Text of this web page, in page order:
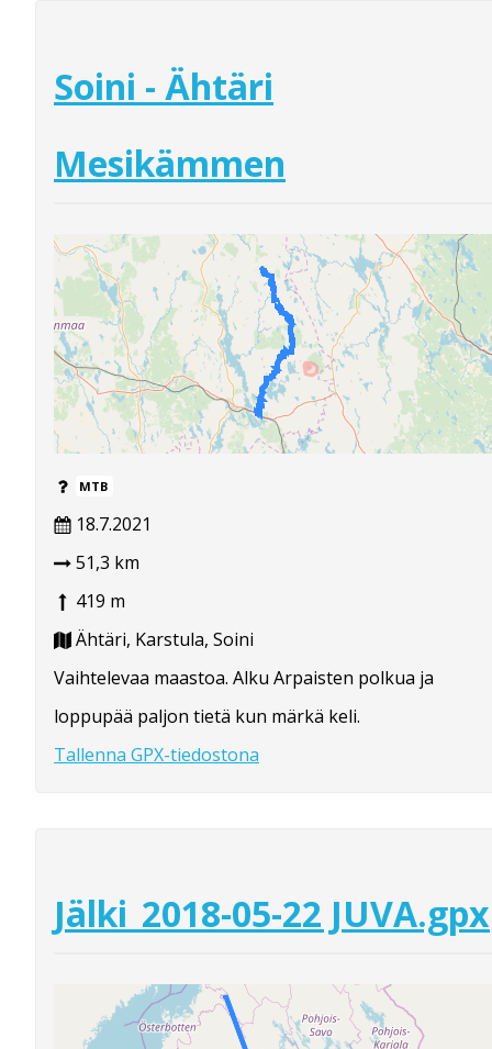
Soini - Ähtäri
Mesikämmen
MTB
18.7.2021
51,3 km
419 m
Ähtäri, Karstula, Soini
Vaihtelevaa maastoa. Alku Arpaisten polkua ja
loppupää paljon tietä kun märkä keli.
Tallenna GPX-tiedostona
Jälki_2018-05-22 JUVA.gpx